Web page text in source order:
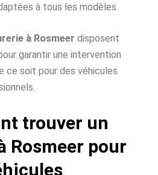
à tous les modèles.
à Rosmeer disposent
garantir une intervention
ce soit pour des véhicules
trouver un
Rosmeer pour